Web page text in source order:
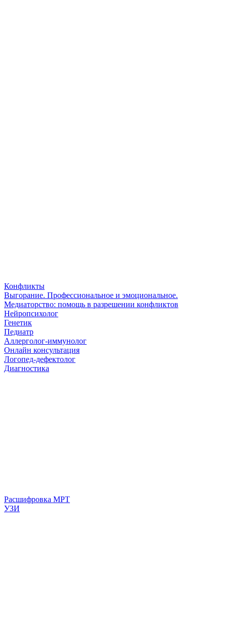
Конфликты
Выгорание. Профессиональное и эмоциональное.
Медиаторство: помощь в разрешении конфликтов
Нейропсихолог
Генетик
Педиатр
Аллерголог-иммунолог
Онлайн консультация
Логопед-дефектолог
Диагностика
Расшифровка МРТ
УЗИ